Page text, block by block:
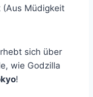
Müdigkeit
sich über
wie Godzilla
!